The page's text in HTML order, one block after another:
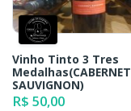
Vinho Tinto 3 Tres
Medalhas(CABERNET
SAUVIGNON)
R$ 50,00